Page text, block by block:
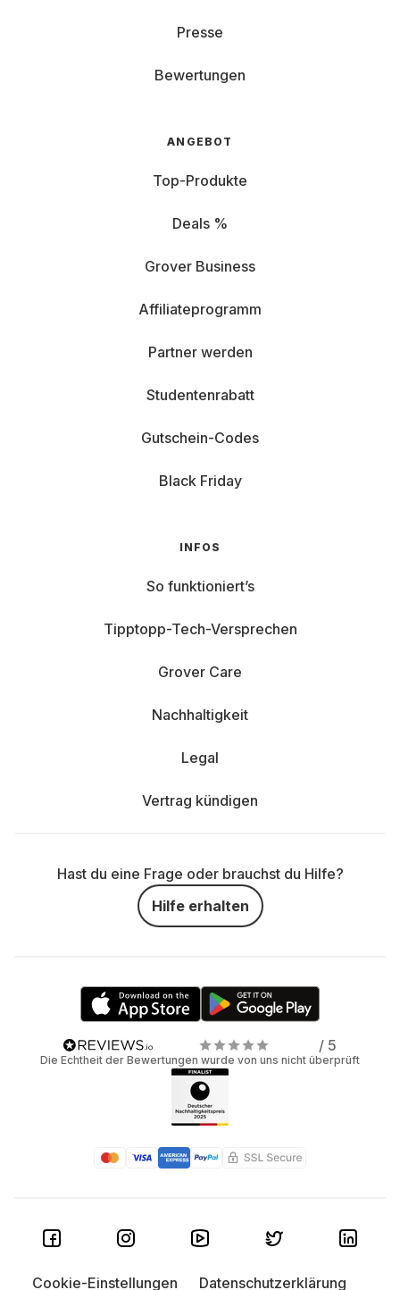
Presse
Bewertungen
ANGEBOT
Top-Produkte
Deals %
Grover Business
Affiliateprogramm
Partner werden
Studentenrabatt
Gutschein-Codes
Black Friday
INFOS
So funktioniert’s
Tipptopp-Tech-Versprechen
Grover Care
Nachhaltigkeit
Legal
Vertrag kündigen
Hast du eine Frage oder brauchst du Hilfe?
Hilfe erhalten
/ 5
Die Echtheit der Bewertungen wurde von uns nicht überprüft
Cookie-Einstellungen Datenschutzerklärung